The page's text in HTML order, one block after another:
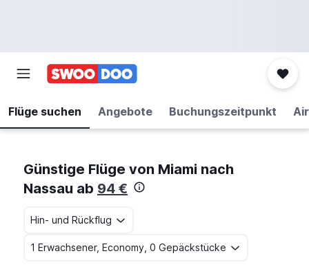
Flüge suchen Angebote Buchungszeitpunkt
Günstige Flüge von Miami nach
Nassau ab 94 €
Hin- und Rückflug
1 Erwachsener, Economy, 0 Gepäckstücke